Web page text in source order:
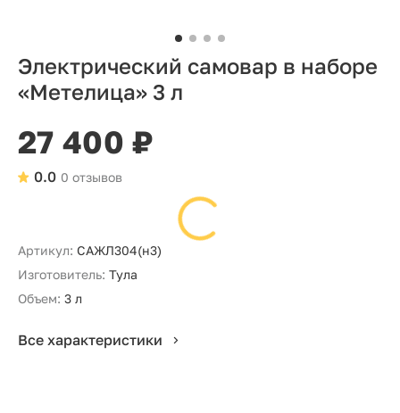
Электрический самовар в наборе
«Метелица» 3 л
27 400 ₽
0 отзывов
0.0
Артикул: САЖЛ304(н3)
Изготовитель: Тула
Объем: 3 л
Все характеристики